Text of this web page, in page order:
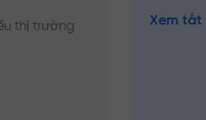
thị trường
Xem tất